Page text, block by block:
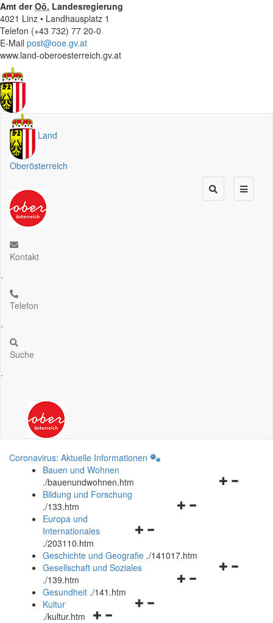
Amt derOö. Landesregierung
4021 Linz • Landhausplatz 1
Telefon (+43 732) 77 20-0
E-Mail post@ooe.gv.at
www.land-oberoesterreich.gv.at
Land
Oberösterreich
Kontakt
.
Telefon
.
Suche
.
Coronavirus: Aktuelle Informationen
Bauen und Wohnen
./bauenundwohnen.htm
Navigationsmenü
Bildung und Forschung
./133.htm
Navigationsmenü
und
schließen
Europa und
Internationales
./203110.htm
Geschichte und Geografie ./141017.htm
Navigationsmenü
Gesellschaft und Soziales
./139.htm
Navigationsmenü
Gesundheit ./141.htm
Navigationsmenü
Kultur
./kultur.htm